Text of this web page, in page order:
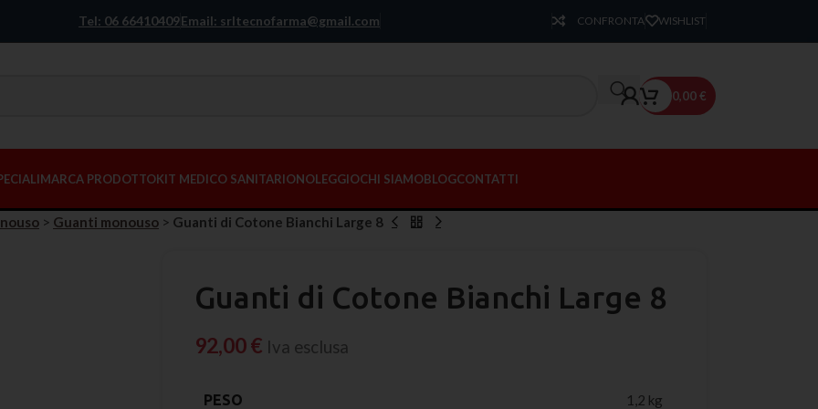
Tel: 06 66410409Email: srltecnofarma@gmail.com CONFRONTA WISHLIST
0,00€
MARCA PRODOTTOKIT MEDICO SANITARIONOLEGGIOCHI SIAMOBLOGCONTATTI
> Guanti monouso > Guanti di Cotone Bianchi Large 8
Guanti di Cotone Bianchi Large 8
92,00€ Iva esclusa
PESO 1,2 kg